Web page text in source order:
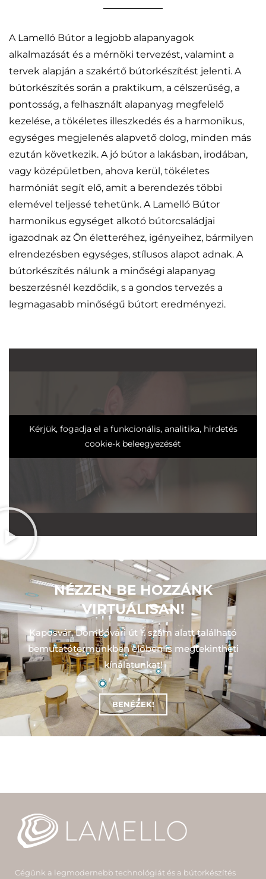
A Lamelló Bútor a legjobb alapanyagok
alkalmazását és a mérnöki tervezést, valamint a
tervek alapján a szakértő bútorkészítést jelenti. A
bútorkészítés során a praktikum, a célszerűség, a
pontosság, a felhasznált alapanyag megfelelő
kezelése, a tökéletes illeszkedés és a harmonikus,
egységes megjelenés alapvető dolog, minden más
ezután következik. A jó bútor a lakásban, irodában,
vagy középületben, ahova kerül, tökéletes
harmóniát segít elő, amit a berendezés többi
elemével teljessé tehetünk. A Lamelló Bútor
harmonikus egységet alkotó bútorcsaládjai
igazodnak az Ön életteréhez, igényeihez, bármilyen
elrendezésben egységes, stílusos alapot adnak. A
bútorkészítés nálunk a minőségi alapanyag
beszerzésnél kezdődik, s a gondos tervezés a
legmagasabb minőségű bútort eredményezi.
Kérjük, fogadja el a funkcionális, analitika, hirdetés
cookie-k beleegyezését
NÉZZEN BE HOZZÁNK
VIRTUÁLISAN!
Kaposvár, Dombóvári út 1. szám alatt található
bemutatótermünkben előben is megtekintheti
kínálatunkat!
BENÉZEK!
Cégünk a legmodernebb technológiát és a bútorkészítés